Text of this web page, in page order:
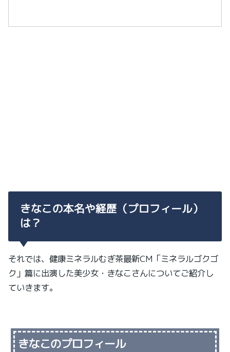
きなこの本名や経歴（プロフィール）
は？
それでは、健康ミネラルむぎ茶最新CM「ミネラルゴクゴ
ク」篇に出演した美少女・きなこさんについてご紹介し
ていきます。
きなこのプロフィール